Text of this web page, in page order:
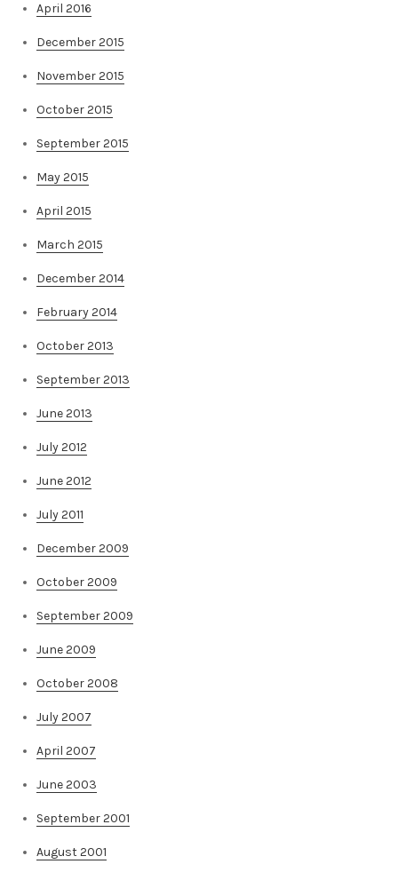
April 2016
December 2015
November 2015
October 2015
September 2015
May 2015
April 2015
March 2015
December 2014
February 2014
October 2013
September 2013
June 2013
July 2012
June 2012
July 2011
December 2009
October 2009
September 2009
June 2009
October 2008
July 2007
April 2007
June 2003
September 2001
August 2001